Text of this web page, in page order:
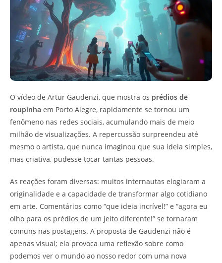
O vídeo de Artur Gaudenzi, que mostra os prédios de
roupinha em Porto Alegre, rapidamente se tornou um
fenômeno nas redes sociais, acumulando mais de meio
milhão de visualizações. A repercussão surpreendeu até
mesmo o artista, que nunca imaginou que sua ideia simples,
mas criativa, pudesse tocar tantas pessoas.
As reações foram diversas: muitos internautas elogiaram a
originalidade e a capacidade de transformar algo cotidiano
em arte. Comentários como “que ideia incrível!” e “agora eu
olho para os prédios de um jeito diferente!” se tornaram
comuns nas postagens. A proposta de Gaudenzi não é
apenas visual; ela provoca uma reflexão sobre como
podemos ver o mundo ao nosso redor com uma nova